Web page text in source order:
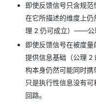
即使反馈信号只含规
在它所描述的维度上
理 2 仍可成立）——公
即使反馈信号在被度
提供信息基础（公理 2
构本身仍然可能同时
只是执行性信息没有
回路。